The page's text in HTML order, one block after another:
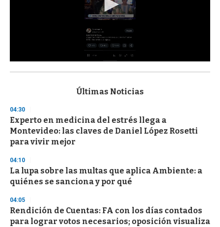
s
d
s
o
f
3
s
e
c
o
d
s
Últimas Noticias
04:30
Experto en medicina del estrés llega a
Montevideo: las claves de Daniel López Rosetti
para vivir mejor
04:10
La lupa sobre las multas que aplica Ambiente: a
quiénes se sanciona y por qué
04:05
Rendición de Cuentas: FA con los días contados
para lograr votos necesarios; oposición visualiza